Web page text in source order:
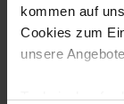
kommen auf
Cookies zum
unsere
Technisch